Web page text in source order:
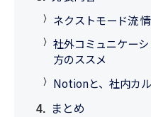
ネクストモード流
社外コミュニケー
方のススメ
Notionと、社内カ
まとめ